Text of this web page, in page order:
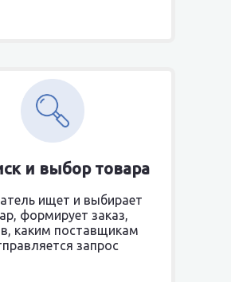
и выбор товара
ищет и выбирает
формирует заказ,
каким поставщикам
запрос